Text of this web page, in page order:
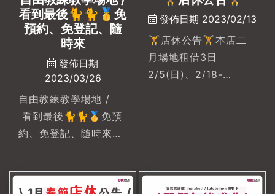
你，努力鍛鍊出自信的
自己。#免費體驗 來就
對了💃💃💃-#母親節
#母親節禮物 #母親節
活動 #母親節禮物推薦
#okbodyproject
#okbodyproject文自
店#私人教練課程 #一
你，努力鍛鍊出自信的
自己。#免費體驗 來就
對了💃💃💃-#母親節
#母親節禮物 #母親節
活動 #母親節禮物推薦
看到最後🐈‍🐈‍🥇免
預約、免登記、隨
時來
發佈日期
2023/03/26
自由教練教學場地 /
看到最後🐈‍🐈‍🥇免預
約、免登記、隨時來🥇
🥇包20堂享更多優惠
發佈日期 2023/02/13
🏋店休公告🏋本店二
月場地租借3日
2/5(日)、2/18-